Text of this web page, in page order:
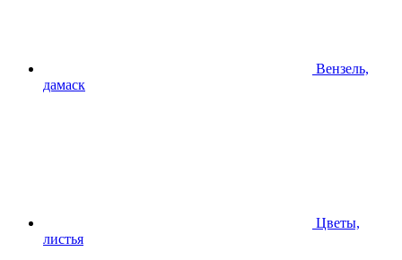
Вензель,
дамаск
Цветы,
листья